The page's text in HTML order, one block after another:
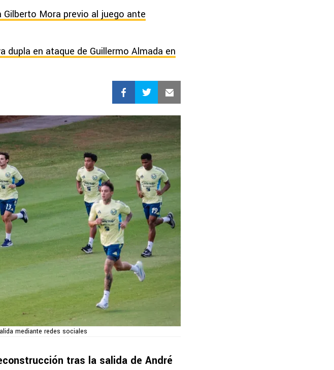
Mora previo al juego ante
dupla en ataque de Guillermo Almada en
mediante redes sociales
tras la salida de André